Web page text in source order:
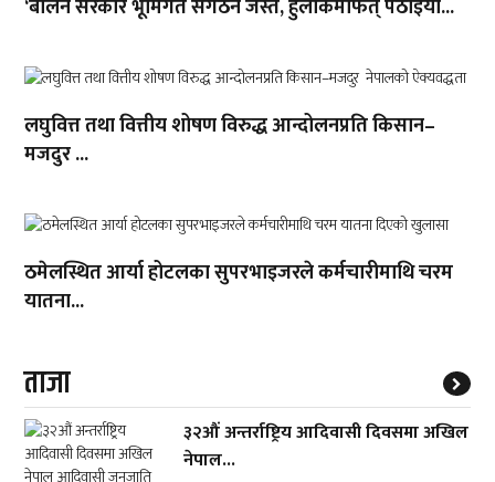
‘बालेन सरकार भूमिगत संगठन जस्तै, हुलाकमार्फत् पठाइयो...
लघुवित्त तथा वित्तीय शोषण विरुद्ध आन्दोलनप्रति किसान–
मजदुर ...
ठमेलस्थित आर्या होटलका सुपरभाइजरले कर्मचारीमाथि चरम
यातना...
ताजा
३२औं अन्तर्राष्ट्रिय आदिवासी दिवसमा अखिल
नेपाल...